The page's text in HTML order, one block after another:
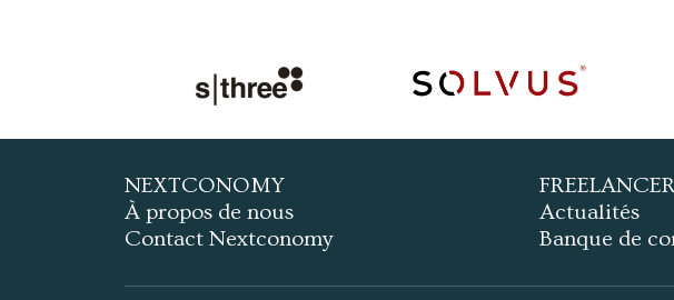
NEXTCONOMY
À propos de nous
Contact Nextconomy
Actualités
Banque de